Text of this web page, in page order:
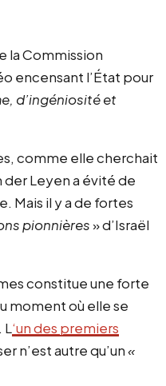
la Commission
encensant l’État pour
d’ingéniosité et
comme elle cherchait
Leyen a évité de
Mais il y a de fortes
pionnières» d’Israël
constitue une forte
moment où elle se
L‘un des premiers
n’est autre qu’un«